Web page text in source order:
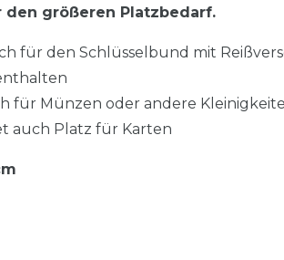
den größeren Platzbedarf.
für den Schlüsselbund mit
für Münzen oder andere
auch Platz für Karten